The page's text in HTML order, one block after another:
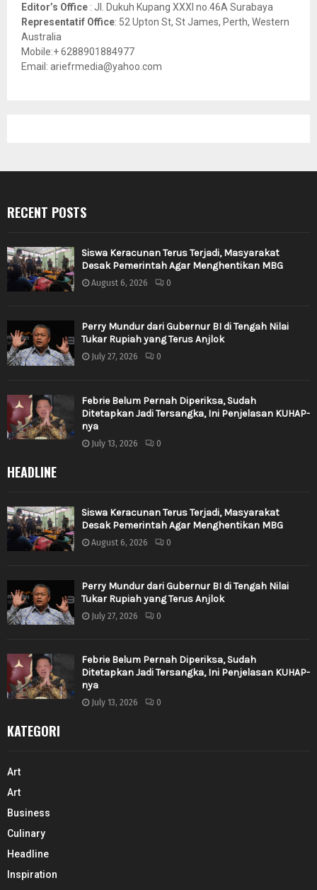
Editor’s Office : Jl. Dukuh Kupang XXXI no.46A Surabaya
Representatif Office: 52 Upton St, St James, Perth, Western
Australia
Mobile:+ 6288901884977
Email: ariefrmedia@yahoo.com
RECENT POSTS
Siswa Keracunan Terus Terjadi, Masyarakat
Desak Pemerintah Agar Menghentikan MBG
August 6, 2026 0
Perry Mundur dari Gubernur BI di Tengah Nilai
Tukar Rupiah yang Terus Anjlok
July 27, 2026 0
Febrie Belum Pernah Diperiksa, Sudah
Ditetapkan Jadi Tersangka, Ini Penjelasan KUHAP-
nya
July 13, 2026 0
HEADLINE
Siswa Keracunan Terus Terjadi, Masyarakat
Desak Pemerintah Agar Menghentikan MBG
August 6, 2026 0
Perry Mundur dari Gubernur BI di Tengah Nilai
Tukar Rupiah yang Terus Anjlok
July 27, 2026 0
Febrie Belum Pernah Diperiksa, Sudah
Ditetapkan Jadi Tersangka, Ini Penjelasan KUHAP-
nya
July 13, 2026 0
KATEGORI
Art
Art
Business
Culinary
Headline
Inspiration